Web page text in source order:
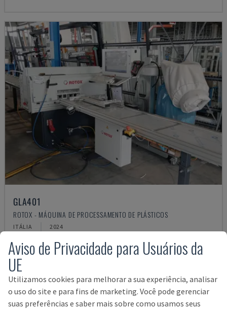
GLA401
ROTOX - MÁQUINA DE PROCESSAMENTO DE PLÁSTICOS
ITÁLIA 2024
40.000 €
Aviso de Privacidade para Usuários da
UE
Utilizamos cookies para melhorar a sua experiência, analisar
o uso do site e para fins de marketing. Você pode gerenciar
suas preferências e saber mais sobre como usamos seus